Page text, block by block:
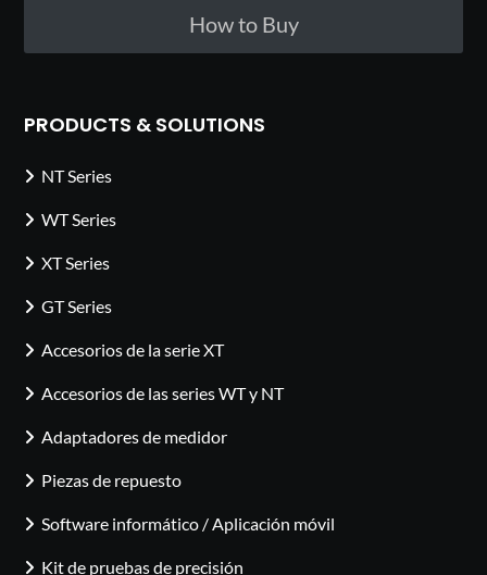
How to Buy
PRODUCTS & SOLUTIONS
NT Series
WT Series
XT Series
GT Series
Accesorios de la serie XT
Accesorios de las series WT y NT
Adaptadores de medidor
Piezas de repuesto
Software informático / Aplicación móvil
Kit de pruebas de precisión